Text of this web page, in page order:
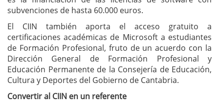
subvenciones de hasta 60.000 euros.
El CIIN también aporta el acceso gratuito a
certificaciones académicas de Microsoft a estudiantes
de Formación Profesional, fruto de un acuerdo con la
Dirección General de Formación Profesional y
Educación Permanente de la Consejería de Educación,
Cultura y Deportes del Gobierno de Cantabria.
Convertir al CIIN en un referente